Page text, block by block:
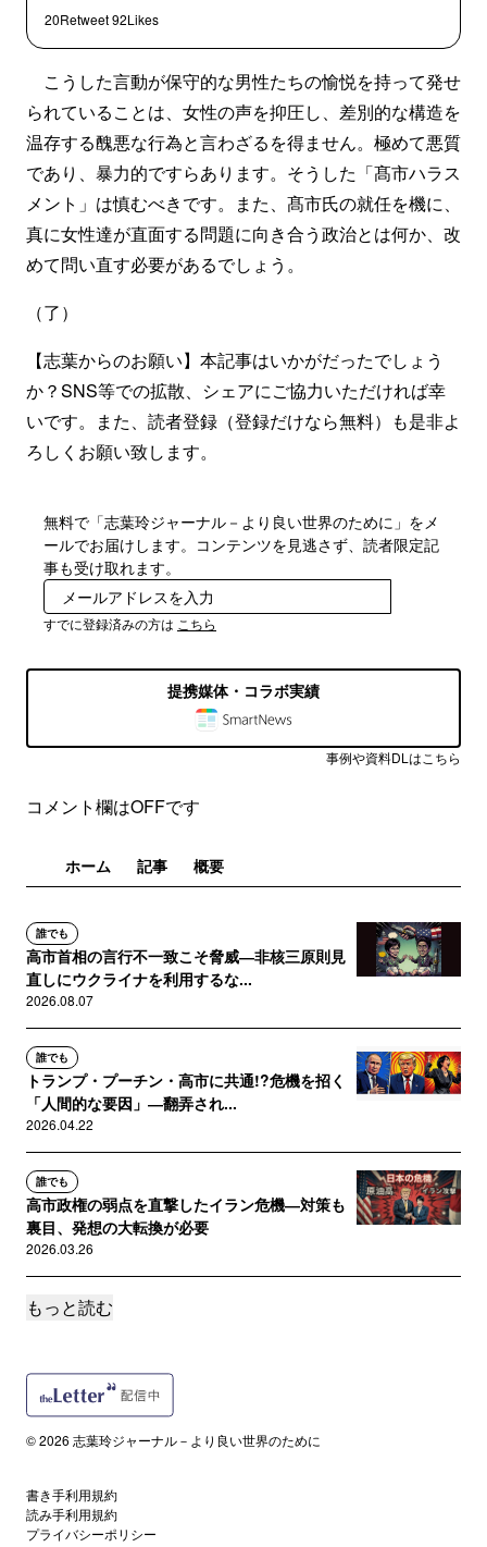
20Retweet92Likes
こうした言動が保守的な男性たちの愉悦を持って発せ
られていることは、女性の声を抑圧し、差別的な構造を
温存する醜悪な行為と言わざるを得ません。極めて悪質
であり、暴力的ですらあります。そうした「髙市ハラス
メント」は慎むべきです。また、髙市氏の就任を機に、
真に女性達が直面する問題に向き合う政治とは何か、改
めて問い直す必要があるでしょう。
（了）
【志葉からのお願い】本記事はいかがだったでしょう
か？SNS等での拡散、シェアにご協力いただければ幸
いです。また、読者登録（登録だけなら無料）も是非よ
ろしくお願い致します。
無料で「志葉玲ジャーナル－より良い世界のために」をメ
ールでお届けします。コンテンツを見逃さず、読者限定記
事も受け取れます。
すでに登録済みの方は こちら
提携媒体・コラボ実績
事例や資料DLはこちら
コメント欄はOFFです
ホーム 記事 概要
誰でも
高市首相の言行不一致こそ脅威―非核三原則見
直しにウクライナを利用するな...
2026.08.07
誰でも
トランプ・プーチン・高市に共通!?危機を招く
「人間的な要因」―翻弄され...
2026.04.22
誰でも
高市政権の弱点を直撃したイラン危機―対策も
裏目、発想の大転換が必要
2026.03.26
読者限定
2026.01.07
反戦団体がノーベル平和賞を猛批判！？受賞者
2025.10.12
もっと読む
© 2026 志葉玲ジャーナル－より良い世界のために
書き手利用規約
読み手利用規約
プライバシーポリシー